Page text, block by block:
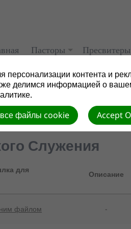
Пасторы Пресвитеры
Служения
для Описание
файлом -
контента и
делимся информацией о
Accept
файлы cookie